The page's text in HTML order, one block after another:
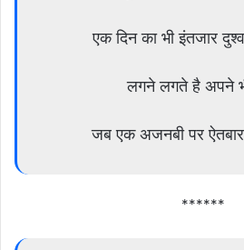
एक दिन का भी इंतजार
लगने लगते है अपने
जब एक अजनबी पर ऐतबार
******